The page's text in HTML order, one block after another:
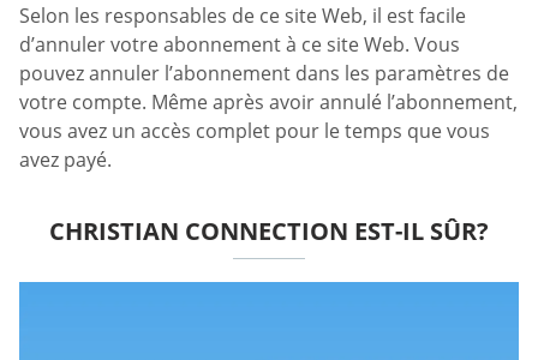
Selon les responsables de ce site Web, il est facile
d’annuler votre abonnement à ce site Web. Vous
pouvez annuler l’abonnement dans les paramètres de
votre compte. Même après avoir annulé l’abonnement,
vous avez un accès complet pour le temps que vous
avez payé.
CHRISTIAN CONNECTION EST-IL SÛR?